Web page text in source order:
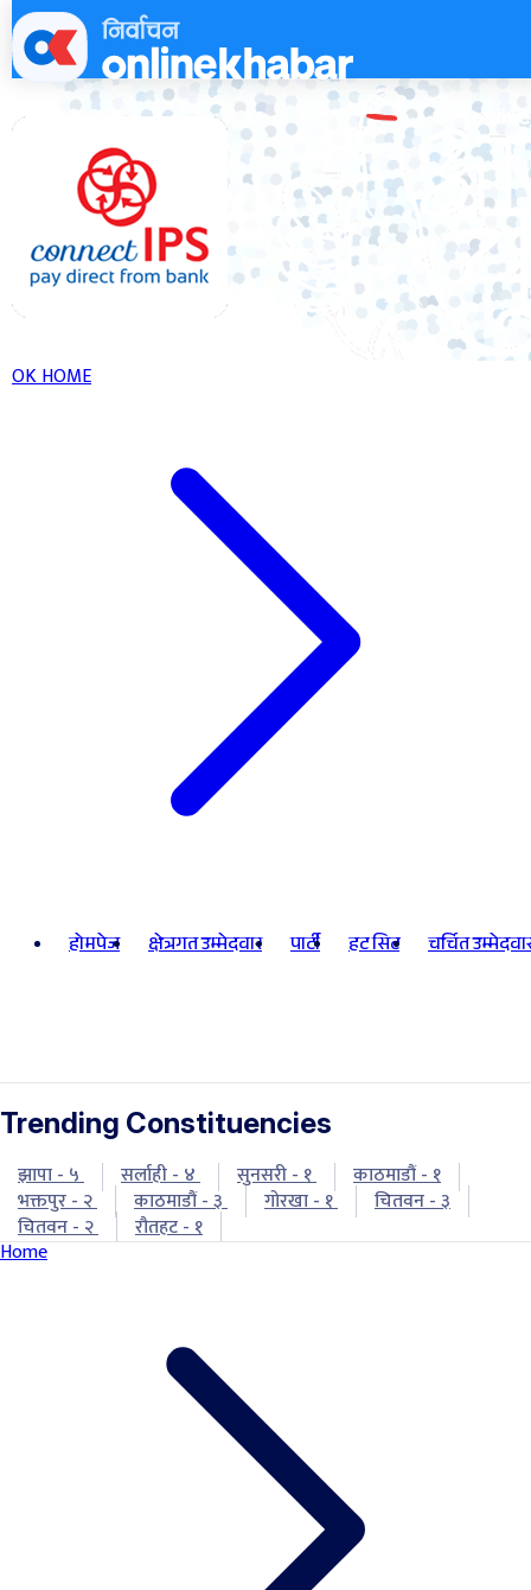
Skip
to
content
OK HOME
होमपेज क्षेत्रगत उम्मेदवार पार्टी हट सिट चर्चित
Trending Constituencies
झापा - ५ सर्लाही - ४ सुनसरी - १
काठमाडौं - १
भक्तपुर - २
काठमाडौं - ३ गोरखा - १
चितवन - ३
चितवन - २
रौतहट - १
Home